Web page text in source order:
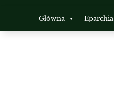
Główna Eparchia